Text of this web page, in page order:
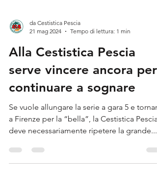
da Cestistica Pescia
21 mag 2024
Tempo di lettura: 1 min
Alla Cestistica Pescia
serve vincere ancora per
continuare a sognare
a Firenze per la “bella”, la Cestistica Pescia
deve necessariamente ripetere la grande...